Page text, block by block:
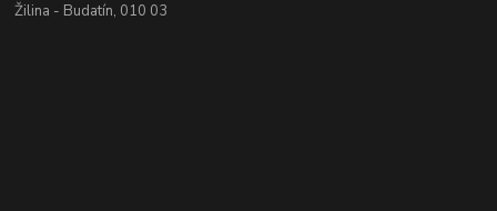
Žilina - Budatín, 010 03